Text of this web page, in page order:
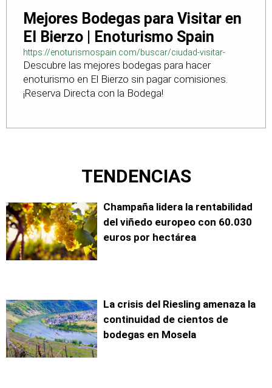
Mejores Bodegas para Visitar en
El Bierzo | Enoturismo Spain
https://enoturismospain.com/buscar/ciudad-visitar-
bodegas-en-leon
Descubre las mejores bodegas para hacer
enoturismo en El Bierzo sin pagar comisiones.
¡Reserva Directa con la Bodega!
TENDENCIAS
Champaña lidera la rentabilidad
del viñedo europeo con 60.030
euros por hectárea
La crisis del Riesling amenaza la
continuidad de cientos de
bodegas en Mosela